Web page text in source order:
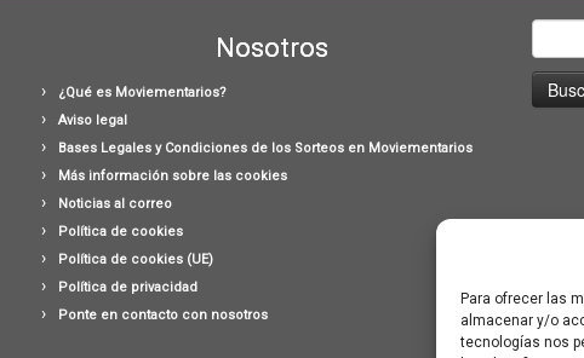
Para ofrecer las
almacenar y/o
tecnologías nos
Nosotros
¿Qué es Moviementarios?
Aviso legal
Bases Legales y Condiciones de los Sorteos en Moviementarios
Más información sobre las cookies
Noticias al correo
Política de cookies
Política de cookies (UE)
Política de privacidad
Ponte en contacto con nosotros